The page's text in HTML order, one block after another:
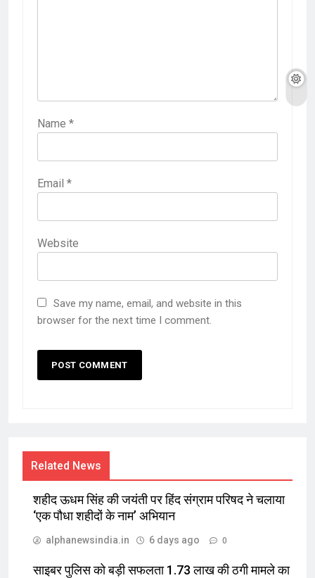
Name *
Email *
Website
Save my name, email, and website in this
browser for the next time I comment.
Related News
शहीद ऊधम सिंह की जयंती पर हिंद संग्राम परिषद ने चलाया
‘एक पौधा शहीदों के नाम’ अभियान
alphanewsindia.in 6 days ago 0
साइबर पुलिस को बड़ी सफलता 1.73 लाख की ठगी मामले का